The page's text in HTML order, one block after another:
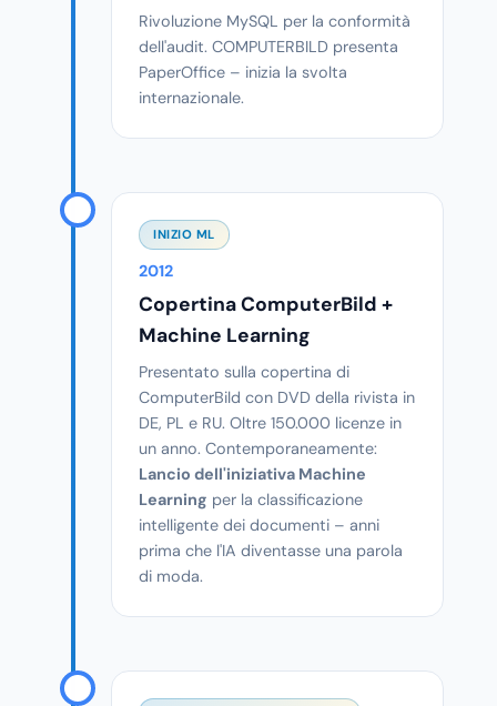
Rivoluzione MySQL per la conformità
dell'audit. COMPUTERBILD presenta
PaperOffice – inizia la svolta
internazionale.
INIZIO ML
2012
Copertina ComputerBild +
Machine Learning
Presentato sulla copertina di
ComputerBild con DVD della rivista in
DE, PL e RU. Oltre 150.000 licenze in
un anno. Contemporaneamente:
Lancio dell'iniziativa Machine
Learning per la classificazione
intelligente dei documenti – anni
prima che l'IA diventasse una parola
di moda.